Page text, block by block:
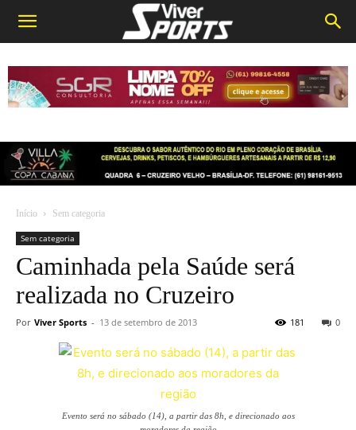
Início Sem categoria
Sem categoria
Caminhada pela Saúde será
realizada no Cruzeiro
Por Viver Sports - 13 de setembro de 2013 0
181
Evento será no sábado (14), a partir das 8h, e direcionado aos